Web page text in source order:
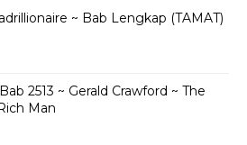
~ Bab Lengkap (TAMAT)
2513 ~ Gerald Crawford ~ The
Man